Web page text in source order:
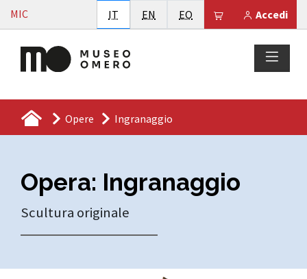
Vai al contenuto
MIC Accedi
Il tuo carrello è
IT Italiano
EN English
EO Esperanto
Opere Ingranaggio
Opera: Ingranaggio
Scultura originale